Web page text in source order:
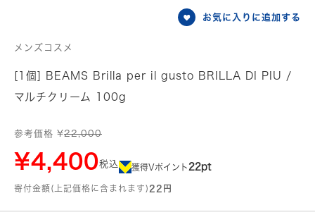
お気に入りに追加する
メンズコスメ
[1個] BEAMS Brilla per il gusto BRILLA DI PIU /
マルチクリーム 100g
参考価格 ¥22,000
¥4,400税込 獲得Vポイント 22pt
寄付金額(上記価格に含まれます) 22円